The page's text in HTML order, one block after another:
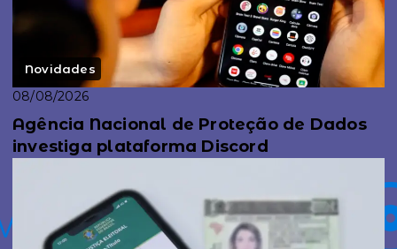
Novidades
08/08/2026
Agência Nacional de Proteção de Dados
investiga plataforma Discord